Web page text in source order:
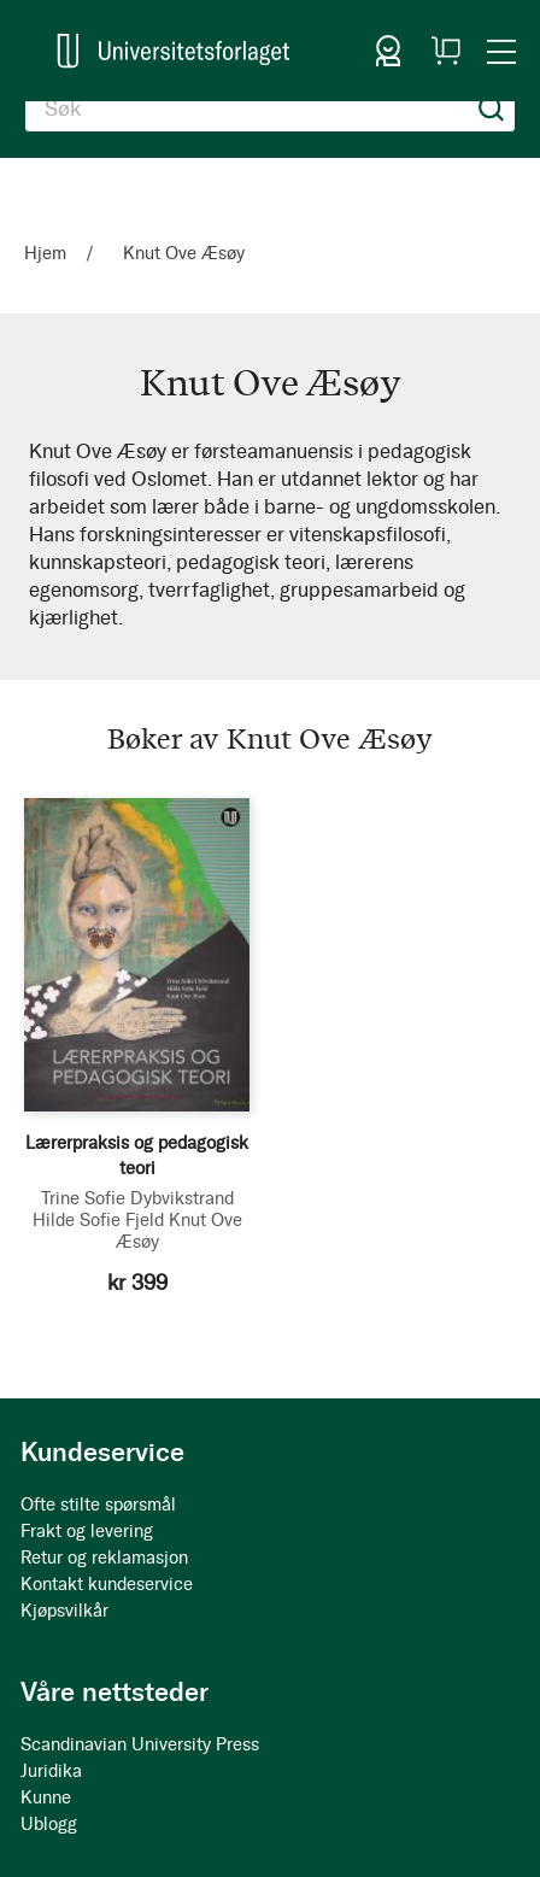
Logg inn
Handlekurv
Hjem Knut Ove Æsøy
Knut Ove Æsøy
Knut
Ove
Æsøy
Knut Ove Æsøy er førsteamanuensis i pedagogisk
filosofi ved Oslomet. Han er utdannet lektor og har
arbeidet som lærer både i barne- og ungdomsskolen.
Hans forskningsinteresser er vitenskapsfilosofi,
kunnskapsteori, pedagogisk teori, lærerens
egenomsorg, tverrfaglighet, gruppesamarbeid og
kjærlighet.
Bøker av Knut Ove Æsøy
Lærerpraksis og pedagogisk
teori
Trine Sofie Dybvikstrand
Hilde Sofie Fjeld Knut Ove
Æsøy
kr 399
Kundeservice
Ofte stilte spørsmål
Frakt og levering
Retur og reklamasjon
Kontakt kundeservice
Kjøpsvilkår
Våre nettsteder
Scandinavian University Press
Juridika
Kunne
Ublogg